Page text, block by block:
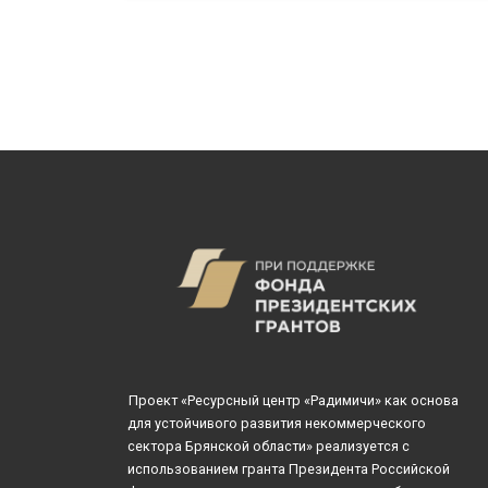
Проект «Ресурсный центр «Радимичи» как основа
для устойчивого развития некоммерческого
сектора Брянской области» реализуется с
использованием гранта Президента Российской